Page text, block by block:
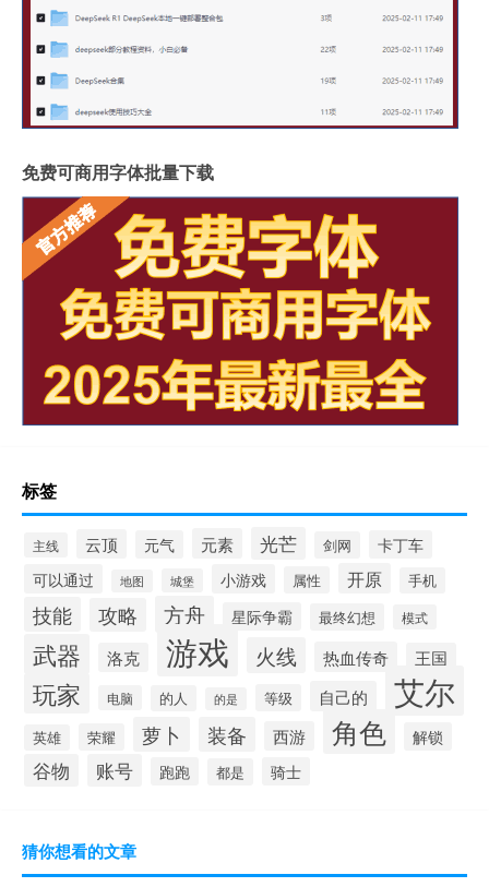
免费可商用字体批量下载
标签
主线 云顶 元气 元素 光芒 剑网 卡丁车
可以通过 地图 城堡 小游戏 属性 开原 手机
技能 攻略 方舟 星际争霸 最终幻想 模式
武器 洛克 游戏 火线 热血传奇 王国
玩家 电脑 的人 的是 等级 自己的 艾尔
英雄 荣耀 萝卜 装备 西游 角色 解锁
谷物 账号 跑跑 都是 骑士
猜你想看的文章